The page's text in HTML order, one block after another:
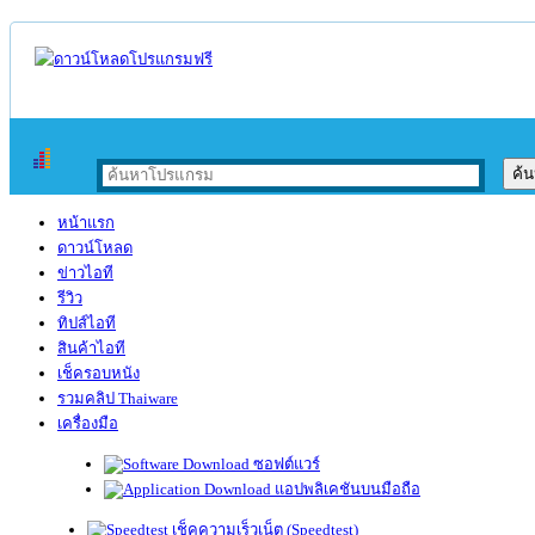
หน้าแรก
ดาวน์โหลด
ข่าวไอที
รีวิว
ทิปส์ไอที
สินค้าไอที
เช็ครอบหนัง
รวมคลิป Thaiware
เครื่องมือ
ซอฟต์แวร์
แอปพลิเคชันบนมือถือ
เช็คความเร็วเน็ต (Speedtest)